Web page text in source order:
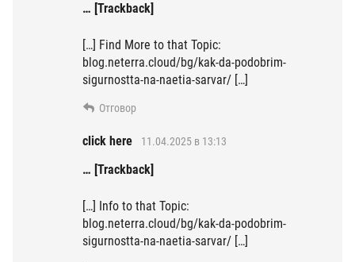
… [Trackback]
[…] Find More to that Topic:
blog.neterra.cloud/bg/kak-da-podobrim-
sigurnostta-na-naetia-sarvar/ […]
Отговор
click here 11.04.2025 в 13:13
… [Trackback]
[…] Info to that Topic:
blog.neterra.cloud/bg/kak-da-podobrim-
sigurnostta-na-naetia-sarvar/ […]